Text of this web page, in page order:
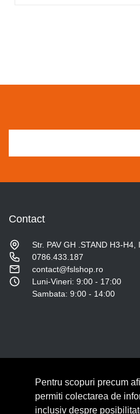
Contact
Str. PAV GH .STAND H3-H4,
0786.433.187
contact@fslshop.ro
Luni-Vineri: 9:00 - 17:00
Sambata: 9:00 - 14:00
© Copyright 2026 Lumilux. Toate
Pentru scopuri precum
permiti colectarea de
inclusiv despre